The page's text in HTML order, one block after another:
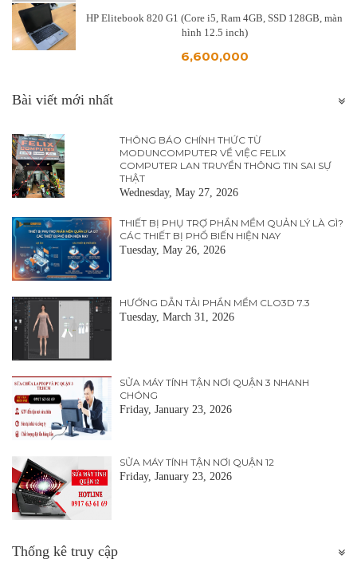
HP Elitebook 820 G1 (Core i5, Ram 4GB, SSD 128GB, màn
hình 12.5 inch)
6,600,000
Bài viết mới nhất
THÔNG BÁO CHÍNH THỨC TỪ
MODUNCOMPUTER VỀ VIỆC FELIX
COMPUTER LAN TRUYỀN THÔNG TIN SAI SỰ
THẬT
Wednesday, May 27, 2026
THIẾT BỊ PHỤ TRỢ PHẦN MỀM QUẢN LÝ LÀ GÌ?
CÁC THIẾT BỊ PHỔ BIẾN HIỆN NAY
Tuesday, May 26, 2026
HƯỚNG DẪN TẢI PHẦN MỀM CLO3D 7.3
Tuesday, March 31, 2026
SỬA MÁY TÍNH TẬN NƠI QUẬN 3 NHANH
CHÓNG
Friday, January 23, 2026
SỬA MÁY TÍNH TẬN NƠI QUẬN 12
Friday, January 23, 2026
Thống kê truy cập